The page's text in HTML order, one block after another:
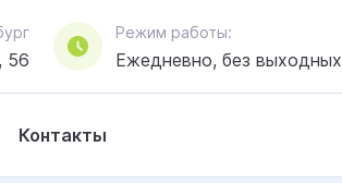
56
Режим работы:
Ежедневно, без выходных
Контакты